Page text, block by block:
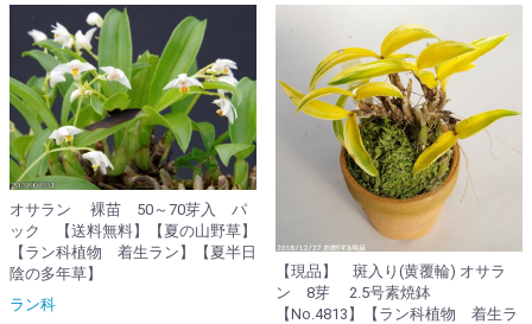
オサラン 裸苗 50～70芽入 パ
ック 【送料無料】【夏の山野草】
【ラン科植物 着生ラン】【夏半日
陰の多年草】
ラン科
【現品】 斑入り(黄覆輪) オサラ
ン 8芽 2.5号素焼鉢
【No.4813】【ラン科植物 着生ラ